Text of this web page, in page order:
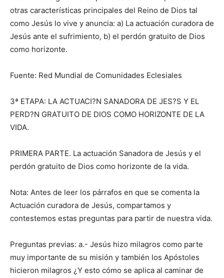
otras características principales del Reino de Dios tal
como Jesús lo vive y anuncia: a) La actuación curadora de
Jesús ante el sufrimiento, b) el perdón gratuito de Dios
como horizonte.
Fuente: Red Mundial de Comunidades Eclesiales
3ª ETAPA: LA ACTUACI?N SANADORA DE JES?S Y EL
PERD?N GRATUITO DE DIOS COMO HORIZONTE DE LA
VIDA.
PRIMERA PARTE. La actuación Sanadora de Jesús y el
perdón gratuito de Dios como horizonte de la vida.
Nota: Antes de leer los párrafos en que se comenta la
Actuación curadora de Jesús, compartamos y
contestemos estas preguntas para partir de nuestra vida.
Preguntas previas: a.- Jesús hizo milagros como parte
muy importante de su misión y también los Apóstoles
hicieron milagros ¿Y esto cómo se aplica al caminar de